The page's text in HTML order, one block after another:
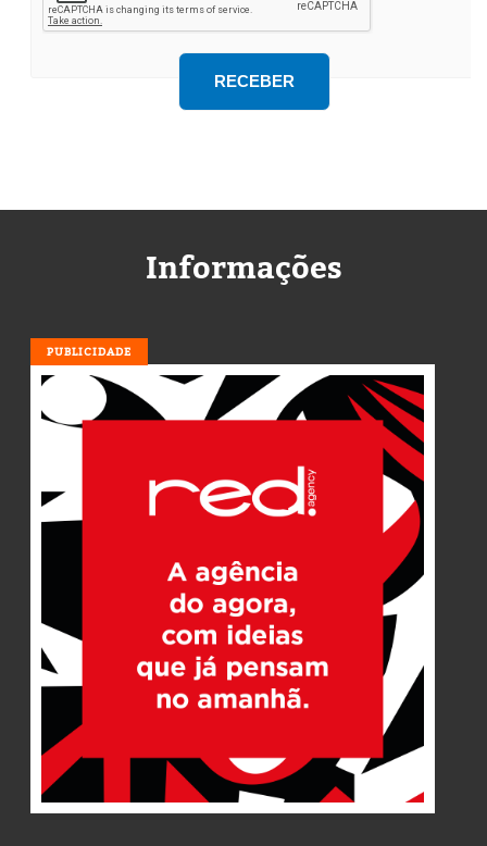
Informações
PUBLICIDADE